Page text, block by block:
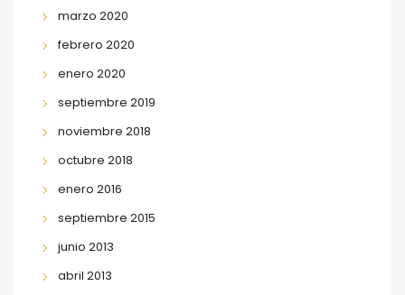
marzo 2020
febrero 2020
enero 2020
septiembre 2019
noviembre 2018
octubre 2018
enero 2016
septiembre 2015
junio 2013
abril 2013